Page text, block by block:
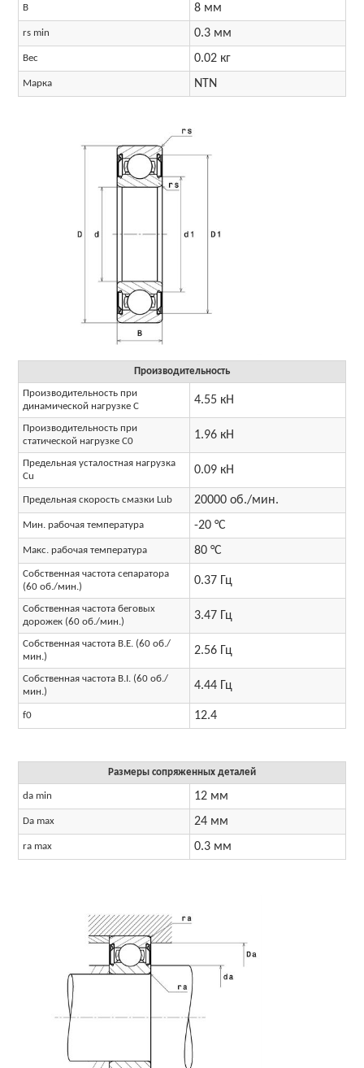
B 8 мм
rs min 0.3 мм
Вес 0.02 кг
Марка NTN
Производительность
Производительность при
динамической нагрузке C
4.55 кН
Производительность при
статической нагрузке C0
1.96 кН
Предельная усталостная нагрузка
Cu
0.09 кН
Предельная скорость смазки Lub 20000 об./мин.
Мин. рабочая температура -20 °C
Макс. рабочая температура 80 °C
Собственная частота сепаратора
(60 об./мин.)
0.37 Гц
Собственная частота беговых
дорожек (60 об./мин.)
3.47 Гц
Собственная частота B.E. (60 об./
мин.)
2.56 Гц
Собственная частота B.I. (60 об./
мин.)
4.44 Гц
f0 12.4
Размеры сопряженных деталей
da min 12 мм
Da max 24 мм
ra max 0.3 мм